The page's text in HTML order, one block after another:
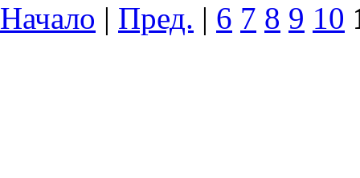
Начало | Пред. | 6 7 8 9 10